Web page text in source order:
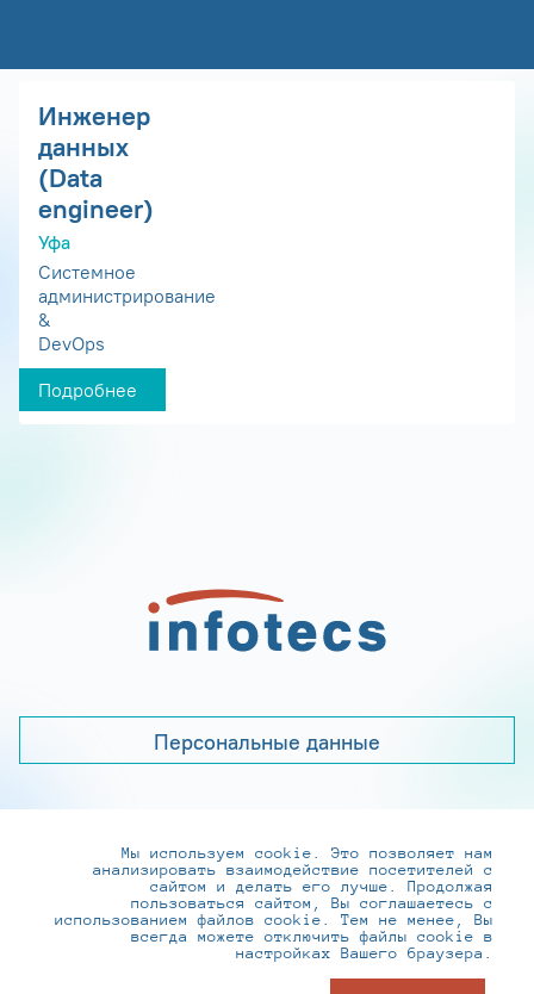
Инженер
данных
(Data
engineer)
Уфа
Системное
администрирование
&
DevOps
Подробнее
Персональные данные
+7 (495) 737-6192, 8-800-250-0-260
practice@infotecs.ru,hr@infotecs.ru
127273, г. Москва, Отрадная ул., 2Б строение 1
Мы используем cookie. Это позволяет нам
анализировать взаимодействие посетителей с
сайтом и делать его лучше. Продолжая
пользоваться сайтом, Вы соглашаетесь с
использованием файлов cookie. Тем не менее, Вы
всегда можете отключить файлы cookie в
настройках Вашего браузера.